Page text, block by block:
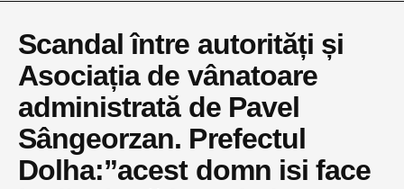
Scandal între autorități și
Asociația de vânatoare
administrată de Pavel
Sângeorzan. Prefectul
Dolha:”acest domn isi face